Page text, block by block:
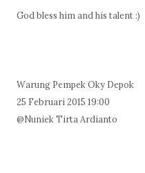
God bless him and his talent :)
Warung Pempek Oky Depok
25 Februari 2015 19:00
@Nuniek Tirta Ardianto